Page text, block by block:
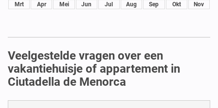
Mrt Apr Mei Jun Jul Aug Sep Okt Nov
Veelgestelde vragen over een
vakantiehuisje of appartement in
Ciutadella de Menorca